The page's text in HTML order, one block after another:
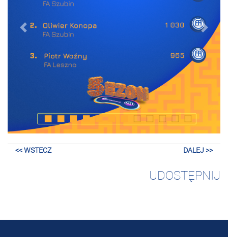
wstecz dalej
<< WSTECZ DALEJ >>
UDOSTĘPNIJ